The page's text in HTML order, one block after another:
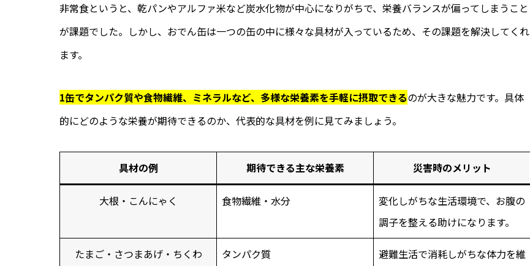
非常食というと、乾パンやアルファ米など炭水化物が中心になりがちで、栄養バランスが偏ってしまうこと
が課題でした。しかし、おでん缶は一つの缶の中に様々な具材が入っているため、その課題を解決してくれ
ます。
1缶でタンパク質や食物繊維、ミネラルなど、多様な栄養素を手軽に摂取できるのが大きな魅力です。具体
的にどのような栄養が期待できるのか、代表的な具材を例に見てみましょう。
具材の例 期待できる主な栄養素 災害時のメリット
大根・こんにゃく 食物繊維・水分
変化しがちな生活環境で、お腹の
調子を整える助けになります。
たまご・さつまあげ・ちくわ タンパク質 避難生活で消耗しがちな体力を維